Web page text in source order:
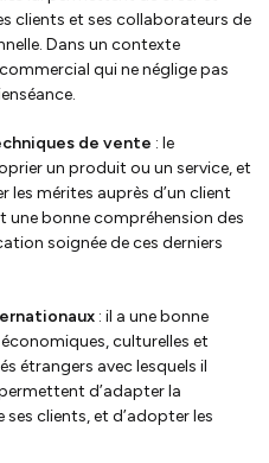
clients et ses collaborateurs de
Dans un contexte
qui ne néglige pas
de vente : le
un produit ou un service, et
mérites auprès d’un client
bonne compréhension des
soignée de ces derniers
: il a une bonne
culturelles et
étrangers avec lesquels il
d’adapter la
clients, et d’adopter les